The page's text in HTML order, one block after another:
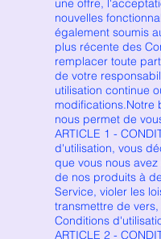
une offre,
nouvelles
également soumis
plus récente des
remplacer toute
de votre
utilisation continue
modifications.Notre
nous permet de
ARTICLE 1 -
d'utilisation, vous
que vous nous
de nos produits à
Service, violer les
transmettre de
Conditions
ARTICLE 2 -